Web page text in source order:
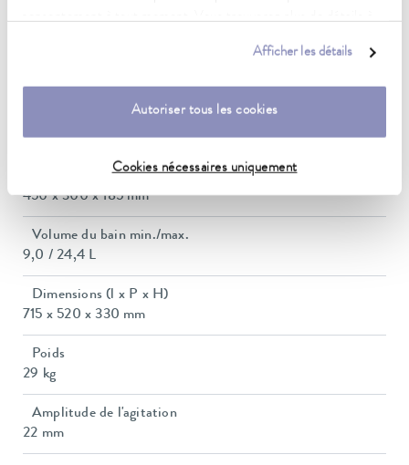
Afficher les détails
Autoriser tous les cookies
Cookies nécessaires uniquement
1,5 kW
Consommation de courant
10 A
Dimensions_bath_WTH
450 x 300 x 185 mm
Volume du bain min./max.
9,0 / 24,4 L
Dimensions (l x P x H)
715 x 520 x 330 mm
Poids
29 kg
Amplitude de l'agitation
22 mm